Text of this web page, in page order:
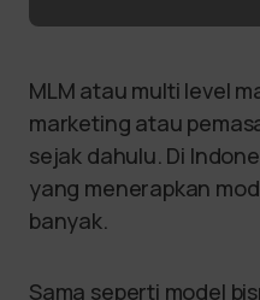
MLM atau multi level
marketing atau
sejak dahulu. Di
yang menerapkan
banyak.
Sama seperti model